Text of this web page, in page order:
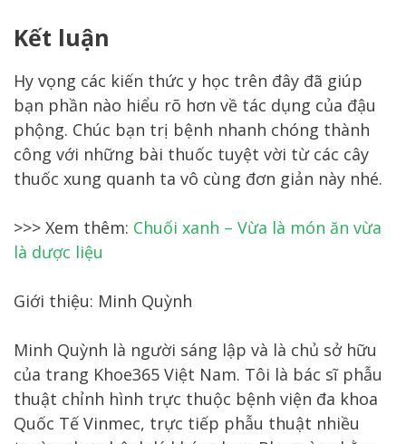
Kết luận
Hy vọng các kiến thức y học trên đây đã giúp
bạn phần nào hiểu rõ hơn về tác dụng của đậu
phộng. Chúc bạn trị bệnh nhanh chóng thành
công với những bài thuốc tuyệt vời từ các cây
thuốc xung quanh ta vô cùng đơn giản này nhé.
>>> Xem thêm: Chuối xanh – Vừa là món ăn vừa
là dược liệu
Giới thiệu: Minh Quỳnh
Minh Quỳnh là người sáng lập và là chủ sở hữu
của trang Khoe365 Việt Nam. Tôi là bác sĩ phẫu
thuật chỉnh hình trực thuộc bệnh viện đa khoa
Quốc Tế Vinmec, trực tiếp phẫu thuật nhiều